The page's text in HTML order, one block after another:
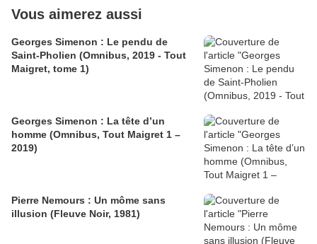
Vous aimerez aussi
Georges Simenon : Le pendu de
Saint-Pholien (Omnibus, 2019 - Tout
Maigret, tome 1)
Georges Simenon : La tête d’un
homme (Omnibus, Tout Maigret 1 –
2019)
Pierre Nemours : Un môme sans
illusion (Fleuve Noir, 1981)